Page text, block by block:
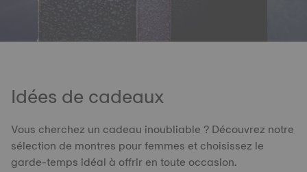
Idées de cadeaux
Vous cherchez un cadeau inoubliable ? Découvrez notre
sélection de montres pour femmes et choisissez le
garde-temps idéal à offrir en toute occasion.